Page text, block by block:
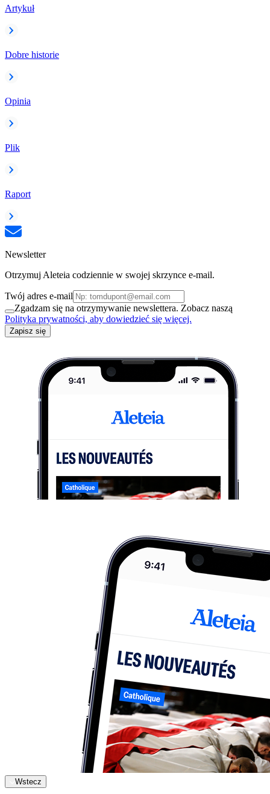
Artykuł
Dobre historie
Opinia
Plik
Raport
Newsletter
Otrzymuj Aleteia codziennie w swojej skrzynce e-mail.
Twój adres e-mail
Zgadzam się na otrzymywanie newslettera. Zobacz naszą
Polityka prywatności, aby dowiedzieć się więcej.
Zapisz się
Wstecz